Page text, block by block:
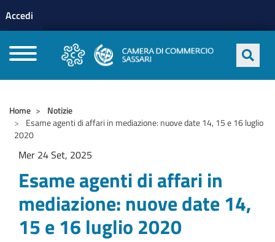
profilo utente
Accedi
Home
Notizie
Esame agenti di affari in mediazione: nuove date 14, 15 e 16 luglio
2020
Mer 24 Set, 2025
Esame agenti di affari in
mediazione: nuove date 14,
15 e 16 luglio 2020